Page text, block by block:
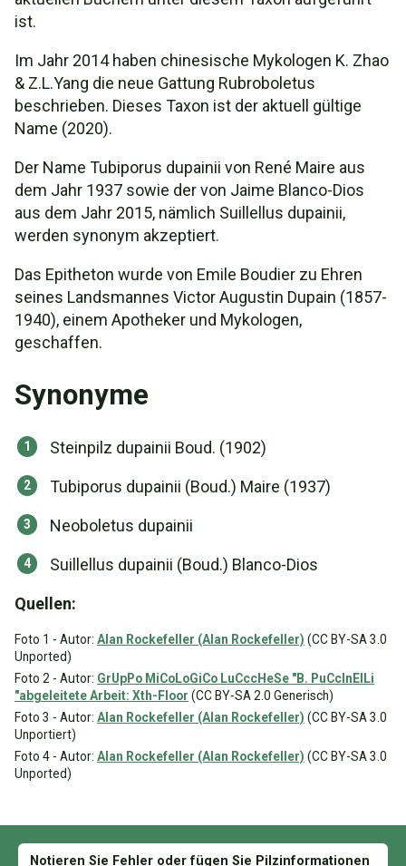
ist.
Im Jahr 2014 haben chinesische Mykologen K. Zhao
& Z.L.Yang die neue Gattung Rubroboletus
beschrieben. Dieses Taxon ist der aktuell gültige
Name (2020).
Der Name Tubiporus dupainii von René Maire aus
dem Jahr 1937 sowie der von Jaime Blanco-Dios
aus dem Jahr 2015, nämlich Suillellus dupainii,
werden synonym akzeptiert.
Das Epitheton wurde von Emile Boudier zu Ehren
seines Landsmannes Victor Augustin Dupain (1857-
1940), einem Apotheker und Mykologen,
geschaffen.
Synonyme
Steinpilz dupainii Boud. (1902)
Tubiporus dupainii (Boud.) Maire (1937)
Neoboletus dupainii
Suillellus dupainii (Boud.) Blanco-Dios
Quellen:
Foto 1 - Autor: Alan Rockefeller (Alan Rockefeller) (CC BY-SA 3.0
Unported)
Foto 2 - Autor: GrUpPo MiCoLoGiCo LuCccHeSe "B. PuCcInElLi
"abgeleitete Arbeit: Xth-Floor (CC BY-SA 2.0 Generisch)
Foto 3 - Autor: Alan Rockefeller (Alan Rockefeller) (CC BY-SA 3.0
Unportiert)
Foto 4 - Autor: Alan Rockefeller (Alan Rockefeller) (CC BY-SA 3.0
Unported)